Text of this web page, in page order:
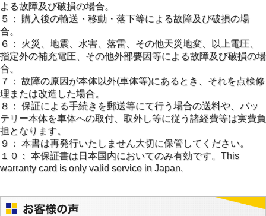
よる故障及び破損の場合。
５： 購入後の輸送・移動・落下等による故障及び破損の場
合。
６： 火災、地震、水害、落雷、その他天災地変、以上電圧、
指定外の補充電圧、その他外部要因等による故障及び破損の場
合。
７： 故障の原因が本体以外(車体等)にあるとき、それを点検修
理または改造した場合。
８： 保証による手続きを郵送等にて行う場合の送料や、バッ
テリー本体を車体への取付、取外し等に従う諸経費等は実費負
担となります。
９： 本書は再発行いたしません大切に保管してください。
１０： 本保証書は日本国内においてのみ有効です。This
warranty card is only valid service in Japan.